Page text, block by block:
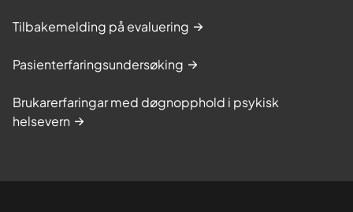
Tilbakemelding på evaluering
Pasienterfaringsundersøking
Brukarerfaringar med døgnopphold i psykisk
helsevern